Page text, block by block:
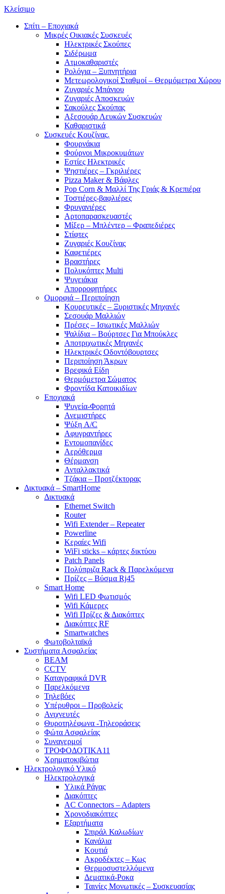
Κλείσιμο
Σπίτι – Εποχιακά
Μικρές Οικιακές Συσκευές
Ηλεκτρικές Σκούπες
Σιδέρωμα
Ατμοκαθαριστές
Ρολόγια – Ξυπνητήρια
Μετεωρολογικοί Σταθμοί – Θερμόμετρα Χώρου
Ζυγαριές Μπάνιου
Ζυγαριές Αποσκευών
Σακούλες Σκούπας
Αξεσουάρ Λευκών Συσκευών
Καθαριστικά
Συσκευές Κουζίνας.
Φουρνάκια
Φούρνοι Μικροκυμάτων
Εστίες Ηλεκτρικές
Ψηστιέρες – Γκριλιέρες
Pizza Maker & Βάφλες
Pop Corn & Μαλλί Της Γριάς & Κρεπιέρα
Τοστιέρες-βαφλιέρες
Φρυγανιέρες
Αρτοπαρασκευαστές
Μίξερ – Μπλέντερ – Φραπεδιέρες
Στίφτες
Ζυγαριές Κουζίνας
Καφετιέρες
Βραστήρες
Πολυκόπτες Multi
Ψυγειάκια
Απορροφητήρες
Ομορφιά – Περιποίηση
Κουρευτικές – Ξυριστικές Μηχανές
Σεσουάρ Μαλλιών
Πρέσες – Ισιωτικές Μαλλιών
Ψαλίδια – Βούρτσες Για Μπούκλες
Αποτριχωτικές Μηχανές
Ηλεκτρικές Οδοντόβουρτσες
Περιποίηση Άκρων
Βρεφικά Είδη
Θερμόμετρα Σώματος
Φροντίδα Κατοικιδίων
Εποχιακά
Ψυγεία-Φορητά
Ανεμιστήρες
Ψύξη A/C
Αφυγραντήρες
Εντομοπαγίδες
Αερόθερμα
Θέρμανση
Ανταλλακτικά
Τζάκια – Προτζέκτορας
Δικτυακά – SmartHome
Δικτυακά
Ethernet Switch
Router
Wifi Extender – Repeater
Powerline
Κεραίες Wifi
WiFi sticks – κάρτες δικτύου
Patch Panels
Πολύπριζα Rack & Παρελκόμενα
Πρίζες – Βύσμα Rj45
Smart Home
Wifi LED Φωτισμός
Wifi Κάμερες
Wifi Πρίζες & Διακόπτες
Διακόπτες RF
Smartwatches
Φωτοβολταϊκά
Συστήματα Ασφαλείας
BEAM
CCTV
Καταγραφικά DVR
Παρελκόμενα
Τηλεβόες
Υπέρυθροι – Προβολείς
Ανιχνευτές
Θυροτηλέφωνα -Τηλεοράσεις
Φώτα Ασφαλείας
Συναγερμοί
ΤΡΟΦΟΔΟΤΙΚΑ11
Χρηματοκιβώτια
Ηλεκτρολογικό Υλικό
Ηλεκτρολογικά
Υλικά Ράγας
Διακόπτες
AC Connectors – Adapters
Χρονοδιακόπτες
Εξαρτήματα
Σπιράλ Καλωδίων
Κανάλια
Κουτιά
Ακροδέκτες – Κως
Θερμοσυστελλόμενα
Δεματικά-Ροκα
Ταινίες Μονωτικές – Συσκευασίας